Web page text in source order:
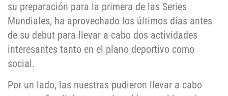
su preparación para la primera de las Series
Mundiales, ha aprovechado los últimos días antes
de su debut para llevar a cabo dos actividades
interesantes tanto en el plano deportivo como
social.
Por un lado, las nuestras pudieron llevar a cabo